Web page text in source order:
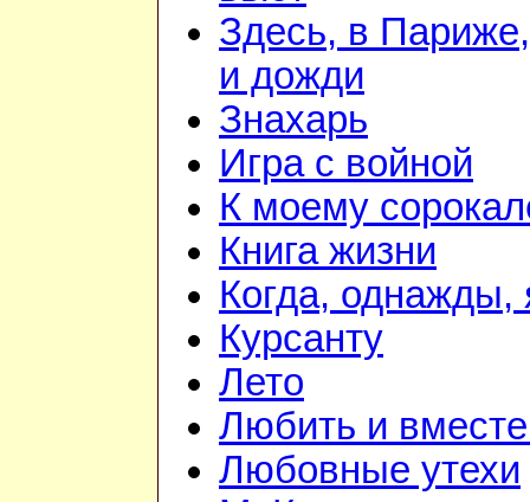
Здесь, в
и дожди
Знахарь
Игра с войной
К моему
Книга жизни
Когда, однажды,
Курсанту
Лето
Любить и
Любовные утехи